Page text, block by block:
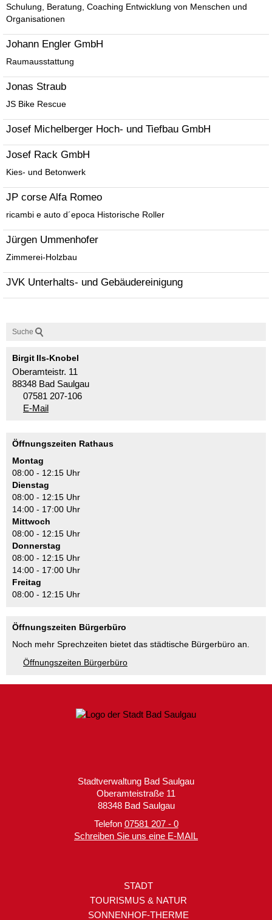
Schulung, Beratung, Coaching Entwicklung von Menschen und
Organisationen
Johann Engler GmbH
Raumausstattung
Jonas Straub
JS Bike Rescue
Josef Michelberger Hoch- und Tiefbau GmbH
Josef Rack GmbH
Kies- und Betonwerk
JP corse Alfa Romeo
ricambi e auto d´epoca Historische Roller
Jürgen Ummenhofer
Zimmerei-Holzbau
JVK Unterhalts- und Gebäudereinigung
Suche
Birgit Ils-Knobel
Oberamteistr. 11
88348 Bad Saulgau
07581 207-106
E-Mail
Öffnungszeiten Rathaus
Montag
08:00 - 12:15 Uhr
Dienstag
08:00 - 12:15 Uhr
14:00 - 17:00 Uhr
Mittwoch
08:00 - 12:15 Uhr
Donnerstag
08:00 - 12:15 Uhr
14:00 - 17:00 Uhr
Freitag
08:00 - 12:15 Uhr
Öffnungszeiten Bürgerbüro
Noch mehr Sprechzeiten bietet das städtische Bürgerbüro an.
Öffnungszeiten Bürgerbüro
Stadtverwaltung Bad Saulgau
Oberamteistraße 11
88348 Bad Saulgau
Telefon 07581 207 - 0
Schreiben Sie uns eine E-MAIL
STADT
TOURISMUS & NATUR
SONNENHOF-THERME